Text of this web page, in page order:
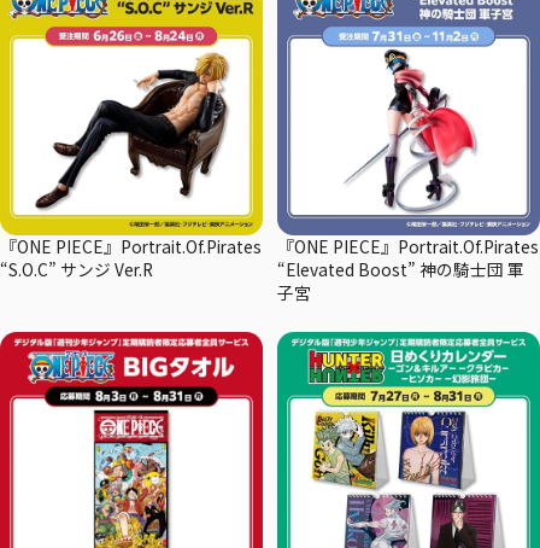
『ONE PIECE』Portrait.Of.Pirates
“S.O.C” サンジ Ver.R
『ONE PIECE』Portrait.Of.Pirates
“Elevated Boost” 神の騎士団 軍
子宮